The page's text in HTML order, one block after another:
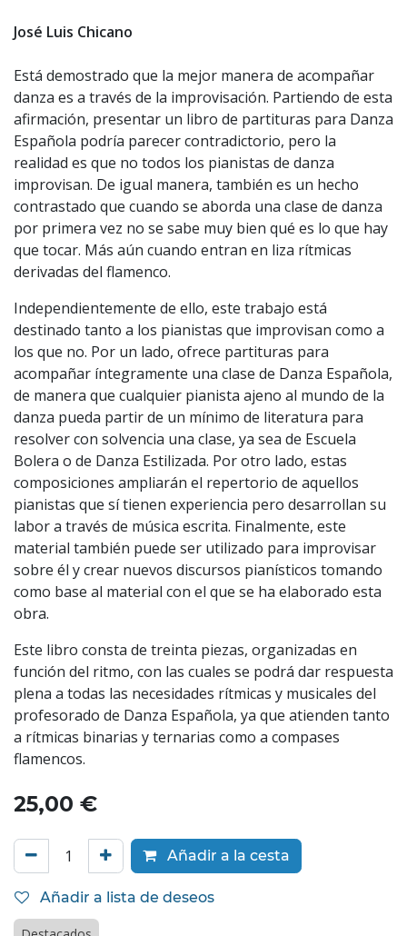
José Luis Chicano
Está demostrado que la mejor manera de acompañar
danza es a través de la improvisación. Partiendo de esta
afirmación, presentar un libro de partituras para Danza
Española podría parecer contradictorio, pero la
realidad es que no todos los pianistas de danza
improvisan. De igual manera, también es un hecho
contrastado que cuando se aborda una clase de danza
por primera vez no se sabe muy bien qué es lo que hay
que tocar. Más aún cuando entran en liza rítmicas
derivadas del flamenco.
Independientemente de ello, este trabajo está
destinado tanto a los pianistas que improvisan como a
los que no. Por un lado, ofrece partituras para
acompañar íntegramente una clase de Danza Española,
de manera que cualquier pianista ajeno al mundo de la
danza pueda partir de un mínimo de literatura para
resolver con solvencia una clase, ya sea de Escuela
Bolera o de Danza Estilizada. Por otro lado, estas
composiciones ampliarán el repertorio de aquellos
pianistas que sí tienen experiencia pero desarrollan su
labor a través de música escrita. Finalmente, este
material también puede ser utilizado para improvisar
sobre él y crear nuevos discursos pianísticos tomando
como base al material con el que se ha elaborado esta
obra.
Este libro consta de treinta piezas, organizadas en
función del ritmo, con las cuales se podrá dar respuesta
plena a todas las necesidades rítmicas y musicales del
profesorado de Danza Española, ya que atienden tanto
a rítmicas binarias y ternarias como a compases
flamencos.
25,00 €
Añadir a la cesta
Añadir a lista de deseos